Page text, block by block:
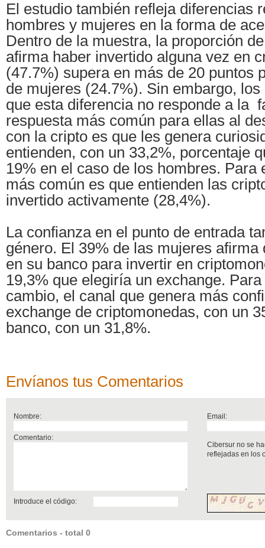
El estudio también refleja diferencias
hombres y mujeres en la forma de
Dentro de la muestra, la proporción
afirma haber invertido alguna vez en
(47.7%) supera en más de 20 puntos
de mujeres (24.7%). Sin embargo,
que esta diferencia no responde a la
respuesta más común para ellas al
con la cripto es que les genera
entienden, con un 33,2%, porcentaje
19% en el caso de los hombres. Para
más común es que entienden las
invertido activamente (28,4%).
La confianza en el punto de entrada
género. El 39% de las mujeres afirma
en su banco para invertir en
19,3% que elegiría un exchange.
cambio, el canal que genera más
exchange de criptomonedas, con un
banco, con un 31,8%.
Envíanos tus Comentarios
Nombre: Email:
Comentario:
Cibersur no se
reflejadas en los
Introduce el código:
Comentarios - total 0